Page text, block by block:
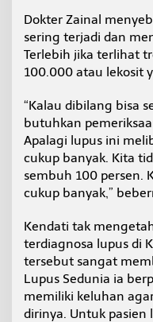
Dokter Zainal
sering terjadi dan
Terlebih jika terlihat
100.000 atau lekosit
“Kalau dibilang bisa
butuhkan
Apalagi lupus ini
cukup banyak. Kita
sembuh 100 persen.
cukup banyak,”
Kendati tak
terdiagnosa lupus di
tersebut sangat
Lupus Sedunia ia
memiliki keluhan
dirinya. Untuk pasien